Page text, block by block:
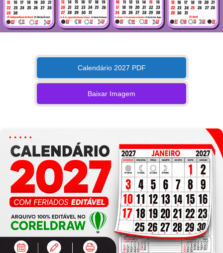
Calendário 2027 PDF
Baixar Imagem